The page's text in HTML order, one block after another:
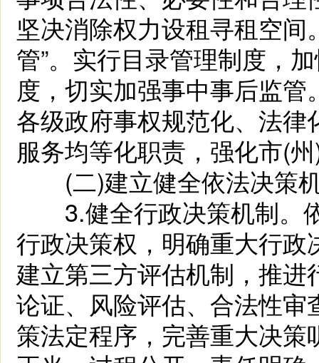
坚决消除权力设租寻租空间
管”。实行目录管理制度，
度，切实加强事中事后监
各级政府事权规范化、法
服务均等化职责，强化市(
(二)建立健全依法决策
3.健全行政决策机制。
行政决策权，明确重大行
建立第三方评估机制，推
论证、风险评估、合法性
策法定程序，完善重大决